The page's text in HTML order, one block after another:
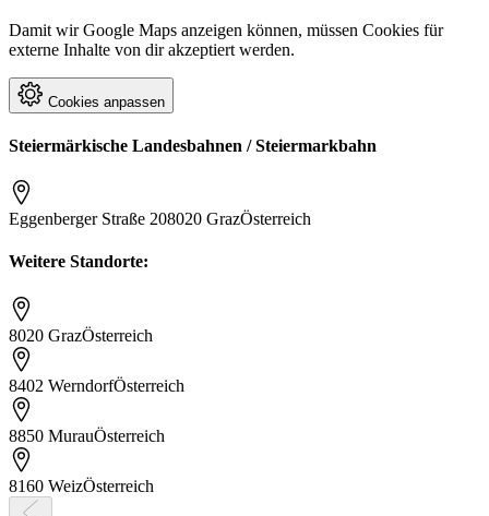
Damit wir Google Maps anzeigen können, müssen Cookies für
externe Inhalte von dir akzeptiert werden.
Cookies anpassen
Steiermärkische Landesbahnen / Steiermarkbahn
Eggenberger Straße 208020 GrazÖsterreich
Weitere Standorte:
8020 GrazÖsterreich
8402 WerndorfÖsterreich
8850 MurauÖsterreich
8160 WeizÖsterreich